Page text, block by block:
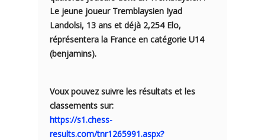
Le jeune joueur Tremblaysien Iyad
Landolsi, 13 ans et déjà 2,254 Elo,
réprésentera la France en catégorie U14
(benjamins).
Voux pouvez suivre les résultats et les
classements sur:
https://s1.chess-
results.com/tnr1265991.aspx?